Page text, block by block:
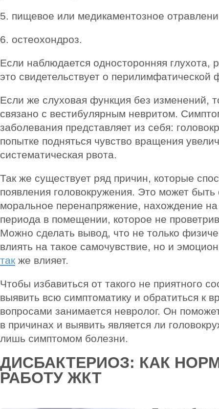
5. пищевое или медикаментозное
6. остеохондроз.
Если наблюдается односторонняя глухота,
это свидетельствует о перилимфатической
Если же слуховая функция без изменений,
связано с вестибулярным невритом.
заболевания представляет из себя:
попытке подняться чувство вращения
систематическая рвота.
Так же существует ряд причин, которые
появления головокружения. Это может
моральное перенапряжение, нахождение на
периода в помещении, которое не
Можно сделать вывод, что не только
влиять на такое самочувствие, но и
так же влияет.
Чтобы избавиться от такого не приятного
выявить всю симптоматику и обратиться к
вопросами занимается невролог. Он
в причинах и выявить является ли
лишь симптомом болезни.
ДИСБАКТЕРИОЗ: КАК
РАБОТУ ЖКТ